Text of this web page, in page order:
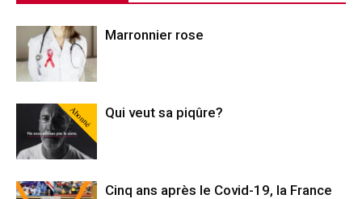
Marronnier rose
Abonné Qui veut sa piqûre?
Cinq ans après le Covid-19, la France